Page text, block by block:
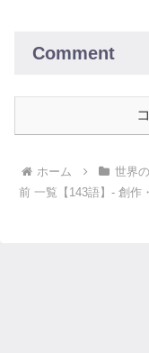
Comment
ホーム 世界
前 一覧【143語】- 創作